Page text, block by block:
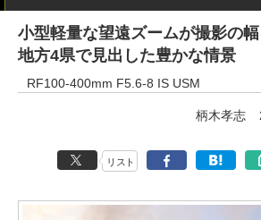
小型軽量な望遠ズームが撮影の
地方4県で見出した豊かな情景
RF100-400mm F5.6-8 IS USM
柄木孝志
リスト